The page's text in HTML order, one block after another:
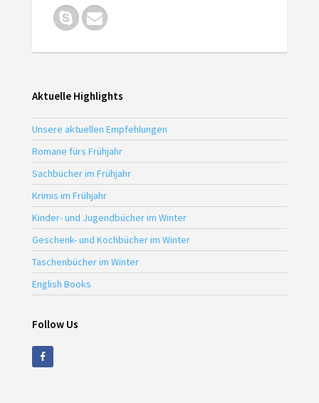
Aktuelle Highlights
Unsere aktuellen Empfehlungen
Romane fürs Frühjahr
Sachbücher im Frühjahr
Krimis im Frühjahr
Kinder- und Jugendbücher im Winter
Geschenk- und Kochbücher im Winter
Taschenbücher im Winter
English Books
Follow Us